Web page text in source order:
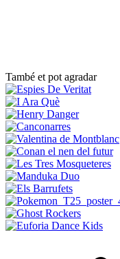
També et pot agradar